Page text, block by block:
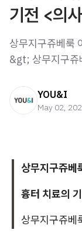
기전 <의
상무지구쥬베룩
&gt; 상무지구쥬
YOU&I
May 02,
상무지구쥬베
흉터 치료의
상무지구쥬베